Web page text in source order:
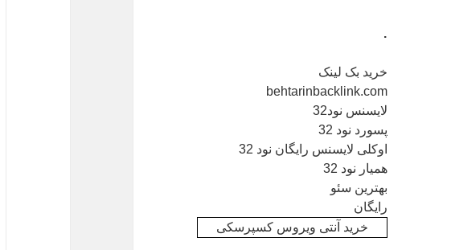
.
خرید بک لینک
behtarinbacklink.com
لایسنس نود32
پسورد نود 32
اوکلی لایسنس رایگان نود 32
همیار نود 32
بهترین سئو
رایگان
خرید آنتی ویروس کسپرسکی